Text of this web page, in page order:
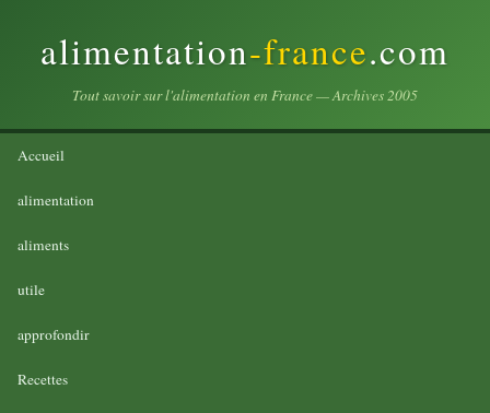
alimentation-france.com
Tout savoir sur l'alimentation en France — Archives 2005
Accueil
alimentation
aliments
utile
approfondir
Recettes